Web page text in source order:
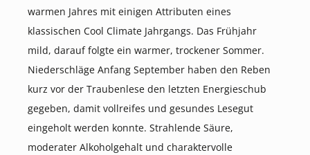
warmen Jahres mit einigen Attributen eines
klassischen Cool Climate Jahrgangs. Das Frühjahr
mild, darauf folgte ein warmer, trockener Sommer.
Niederschläge Anfang September haben den Reben
kurz vor der Traubenlese den letzten Energieschub
gegeben, damit vollreifes und gesundes Lesegut
eingeholt werden konnte. Strahlende Säure,
moderater Alkoholgehalt und charaktervolle